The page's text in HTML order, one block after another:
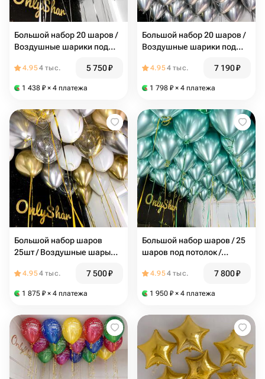
Большой набор 20 шаров /
Воздушные шарики под
шары с конфетти (серебро)
4.954 тыс. 5 750₽
1 438 ₽ × 4 платежа
Большой набор 20 шаров /
Воздушные шарики под
/ N155
4.954 тыс. 7 190₽
1 798 ₽ × 4 платежа
Большой набор шаров
25шт / Воздушные шары
серебряный шар,
конфетти, белый шар /
4.954 тыс. 7 500₽
1 875 ₽ × 4 платежа
Большой набор шаров / 25
шаров под потолок /
/ N151
4.954 тыс. 7 800₽
1 950 ₽ × 4 платежа